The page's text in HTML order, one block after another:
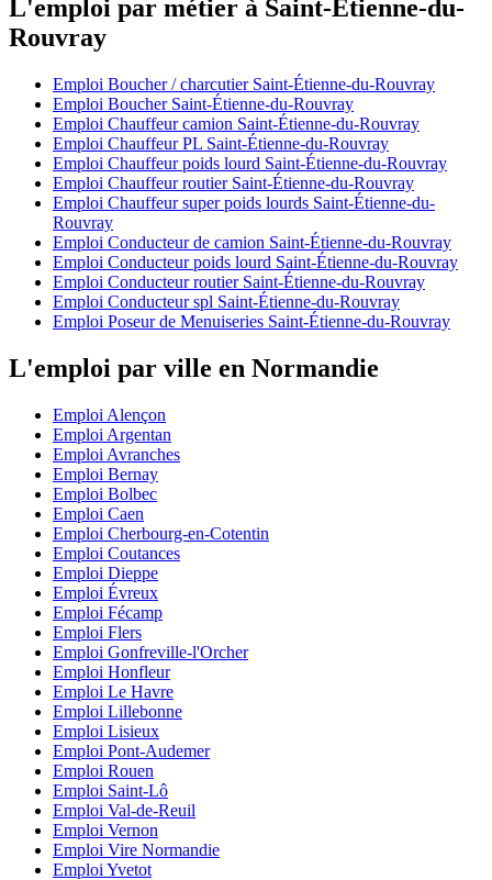
L'emploi par métier à Saint-Étienne-du-
Rouvray
Emploi Boucher / charcutier Saint-Étienne-du-Rouvray
Emploi Boucher Saint-Étienne-du-Rouvray
Emploi Chauffeur camion Saint-Étienne-du-Rouvray
Emploi Chauffeur PL Saint-Étienne-du-Rouvray
Emploi Chauffeur poids lourd Saint-Étienne-du-Rouvray
Emploi Chauffeur routier Saint-Étienne-du-Rouvray
Emploi Chauffeur super poids lourds Saint-Étienne-du-
Rouvray
Emploi Conducteur de camion Saint-Étienne-du-Rouvray
Emploi Conducteur poids lourd Saint-Étienne-du-Rouvray
Emploi Conducteur routier Saint-Étienne-du-Rouvray
Emploi Conducteur spl Saint-Étienne-du-Rouvray
Emploi Poseur de Menuiseries Saint-Étienne-du-Rouvray
L'emploi par ville en Normandie
Emploi Alençon
Emploi Argentan
Emploi Avranches
Emploi Bernay
Emploi Bolbec
Emploi Caen
Emploi Cherbourg-en-Cotentin
Emploi Coutances
Emploi Dieppe
Emploi Évreux
Emploi Fécamp
Emploi Flers
Emploi Gonfreville-l'Orcher
Emploi Honfleur
Emploi Le Havre
Emploi Lillebonne
Emploi Lisieux
Emploi Pont-Audemer
Emploi Rouen
Emploi Saint-Lô
Emploi Val-de-Reuil
Emploi Vernon
Emploi Vire Normandie
Emploi Yvetot